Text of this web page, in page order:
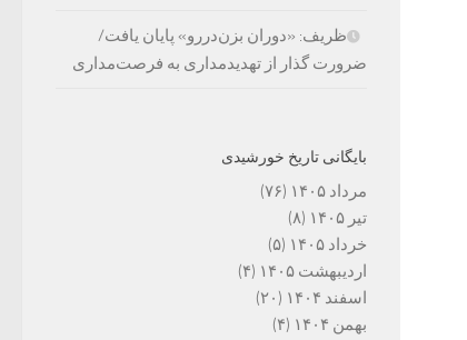
ظریف: «دوران بزن‌دررو» پایان یافت/
ضرورت گذار از تهدیدمداری به فرصت‌مداری
بایگانی تاریخ خورشیدی
مرداد ۱۴۰۵
(۷۶)
تیر ۱۴۰۵
(۸)
خرداد ۱۴۰۵
(۵)
اردیبهشت ۱۴۰۵
(۴)
اسفند ۱۴۰۴
(۲۰)
بهمن ۱۴۰۴
(۴)